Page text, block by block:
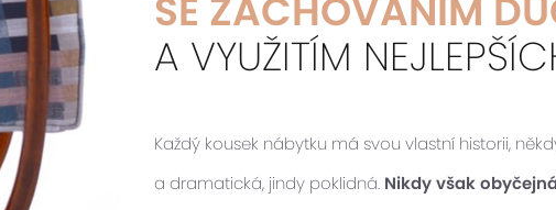
SE ZACHOVÁNÍM
A VYUŽITÍM
Každý kousek nábytku má svou vlastní historii,
a dramatická, jindy poklidná. Nikdy však